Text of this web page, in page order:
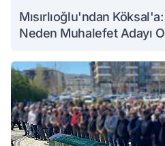
Mısırlıoğlu'ndan
Neden Muhalefet Adayı